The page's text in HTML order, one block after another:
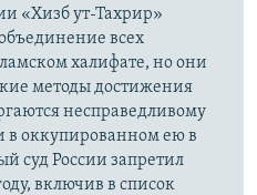
«Хизб ут-Тахрир»
всех
халифате, но они
методы достижения
несправедливому
в оккупированном ею в
суд России запретил
включив в список